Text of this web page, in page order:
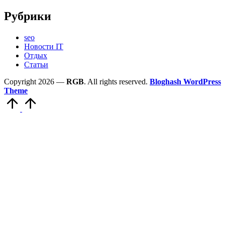
Рубрики
seo
Новости IT
Отдых
Статьи
Copyright 2026 — RGB. All rights reserved. Bloghash WordPress
Theme